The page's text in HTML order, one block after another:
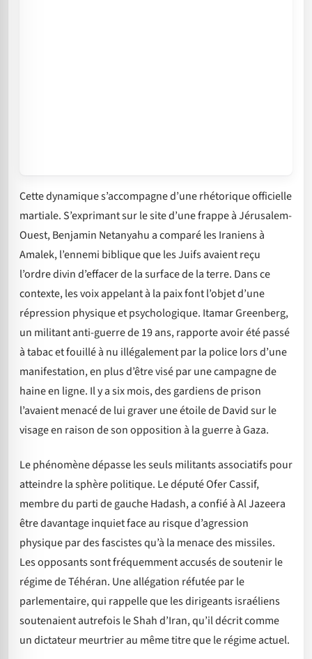
Cette dynamique s’accompagne d’une rhétorique officielle
martiale. S’exprimant sur le site d’une frappe à Jérusalem-
Ouest, Benjamin Netanyahu a comparé les Iraniens à
Amalek, l’ennemi biblique que les Juifs avaient reçu
l’ordre divin d’effacer de la surface de la terre. Dans ce
contexte, les voix appelant à la paix font l’objet d’une
répression physique et psychologique. Itamar Greenberg,
un militant anti-guerre de 19 ans, rapporte avoir été passé
à tabac et fouillé à nu illégalement par la police lors d’une
manifestation, en plus d’être visé par une campagne de
haine en ligne. Il y a six mois, des gardiens de prison
l’avaient menacé de lui graver une étoile de David sur le
visage en raison de son opposition à la guerre à Gaza.
Le phénomène dépasse les seuls militants associatifs pour
atteindre la sphère politique. Le député Ofer Cassif,
membre du parti de gauche Hadash, a confié à Al Jazeera
être davantage inquiet face au risque d’agression
physique par des fascistes qu’à la menace des missiles.
Les opposants sont fréquemment accusés de soutenir le
régime de Téhéran. Une allégation réfutée par le
parlementaire, qui rappelle que les dirigeants israéliens
soutenaient autrefois le Shah d’Iran, qu’il décrit comme
un dictateur meurtrier au même titre que le régime actuel.